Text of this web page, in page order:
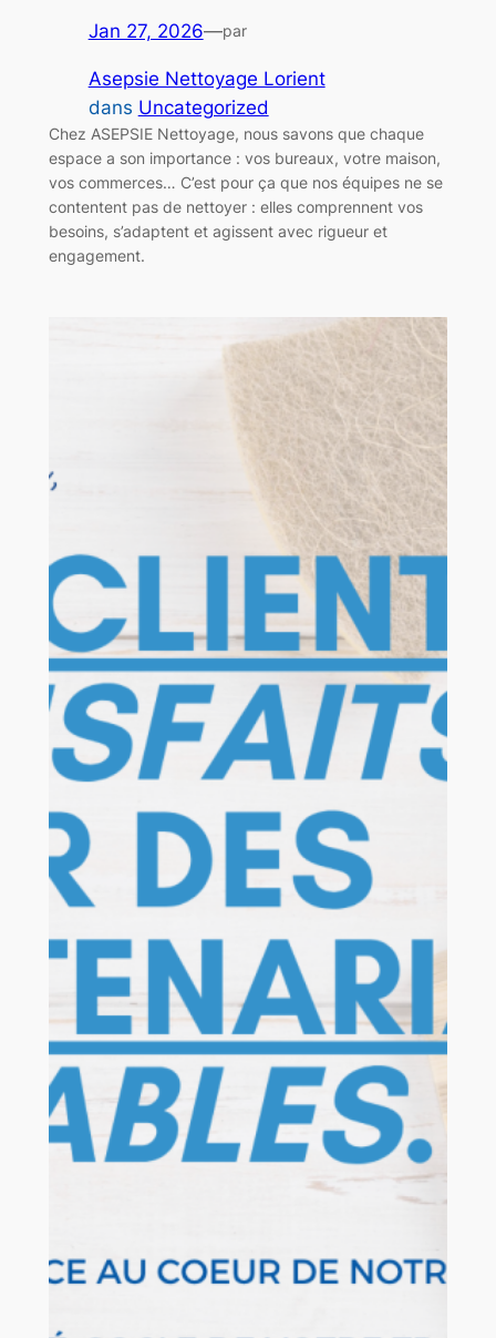
Jan 27, 2026—par
Asepsie Nettoyage Lorient
dans Uncategorized
Chez ASEPSIE Nettoyage, nous savons que chaque
espace a son importance : vos bureaux, votre maison,
vos commerces… C’est pour ça que nos équipes ne se
contentent pas de nettoyer : elles comprennent vos
besoins, s’adaptent et agissent avec rigueur et
engagement.